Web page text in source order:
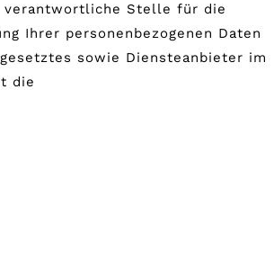
verantwortliche Stelle für die
Ihrer personenbezogenen Daten
sowie Diensteanbieter im
die